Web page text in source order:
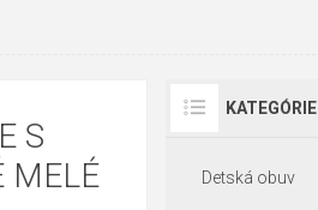
S
MELÉ
KATEGÓRIE
Detská obuv